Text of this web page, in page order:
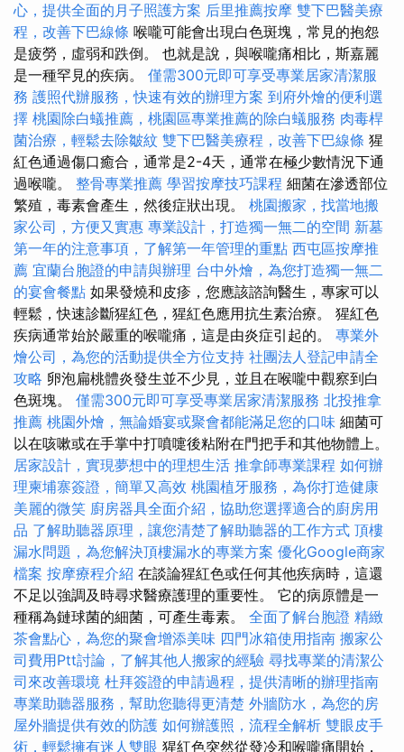
心，提供全面的月子照護方案 后里推薦按摩 雙下巴醫美療
程，改善下巴線條 喉嚨可能會出現白色斑塊，常見的抱怨
是疲勞，虛弱和跌倒。 也就是說，與喉嚨痛相比，斯嘉麗
是一種罕見的疾病。 僅需300元即可享受專業居家清潔服
務 護照代辦服務，快速有效的辦理方案 到府外燴的便利選
擇 桃園除白蟻推薦，桃園區專業推薦的除白蟻服務 肉毒桿
菌治療，輕鬆去除皺紋 雙下巴醫美療程，改善下巴線條 猩
紅色通過傷口癒合，通常是2-4天，通常在極少數情況下通
過喉嚨。 整骨專業推薦 學習按摩技巧課程 細菌在滲透部位
繁殖，毒素會產生，然後症狀出現。 桃園搬家，找當地搬
家公司，方便又實惠 專業設計，打造獨一無二的空間 新墓
第一年的注意事項，了解第一年管理的重點 西屯區按摩推
薦 宜蘭台胞證的申請與辦理 台中外燴，為您打造獨一無二
的宴會餐點 如果發燒和皮疹，您應該諮詢醫生，專家可以
輕鬆，快速診斷猩紅色，猩紅色應用抗生素治療。 猩紅色
疾病通常始於嚴重的喉嚨痛，這是由炎症引起的。 專業外
燴公司，為您的活動提供全方位支持 社團法人登記申請全
攻略 卵泡扁桃體炎發生並不少見，並且在喉嚨中觀察到白
色斑塊。 僅需300元即可享受專業居家清潔服務 北投推拿
推薦 桃園外燴，無論婚宴或聚會都能滿足您的口味 細菌可
以在咳嗽或在手掌中打噴嚏後粘附在門把手和其他物體上。
居家設計，實現夢想中的理想生活 推拿師專業課程 如何辦
理柬埔寨簽證，簡單又高效 桃園植牙服務，為你打造健康
美麗的微笑 廚房器具全面介紹，協助您選擇適合的廚房用
品 了解助聽器原理，讓您清楚了解助聽器的工作方式 頂樓
漏水問題，為您解決頂樓漏水的專業方案 優化Google商家
檔案 按摩療程介紹 在談論猩紅色或任何其他疾病時，這還
不足以強調及時尋求醫療護理的重要性。 它的病原體是一
種稱為鏈球菌的細菌，可產生毒素。 全面了解台胞證 精緻
茶會點心，為您的聚會增添美味 四門冰箱使用指南 搬家公
司費用Ptt討論，了解其他人搬家的經驗 尋找專業的清潔公
司來改善環境 杜拜簽證的申請過程，提供清晰的辦理指南
專業助聽器服務，幫助您聽得更清楚 外牆防水，為您的房
屋外牆提供有效的防護 如何辦護照，流程全解析 雙眼皮手
術，輕鬆擁有迷人雙眼 猩紅色突然從發冷和喉嚨痛開始，